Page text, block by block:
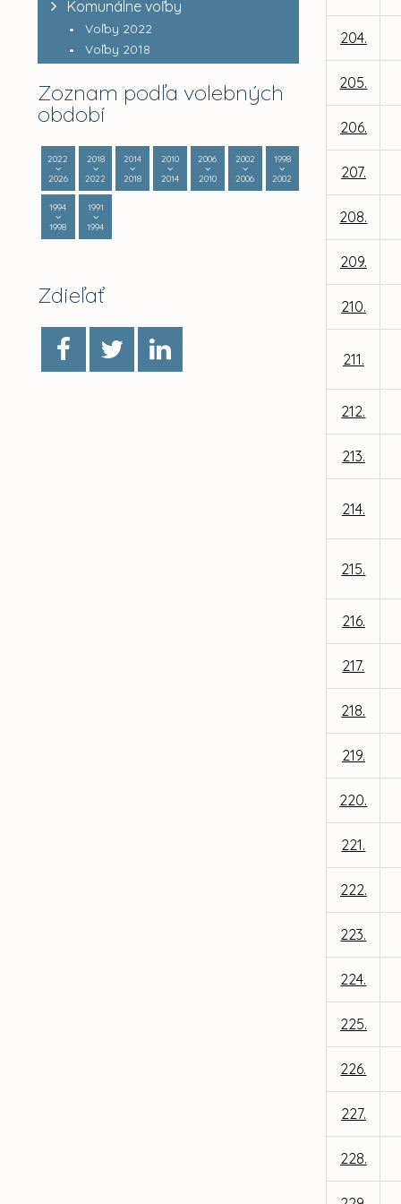
Komunálne voľby
Voľby 2022
Voľby 2018
Zoznam podľa volebných
období
2022
2026
2018
2022
2014
2018
2010
2014
2006
2010
2002
2006
1998
2002
1994
1998
1991
1994
Zdieľať
204.
205.
206.
207.
208.
209.
210.
211.
212.
213.
214.
215.
216.
217.
218.
219.
220.
221.
222.
223.
224.
225.
226.
227.
228.